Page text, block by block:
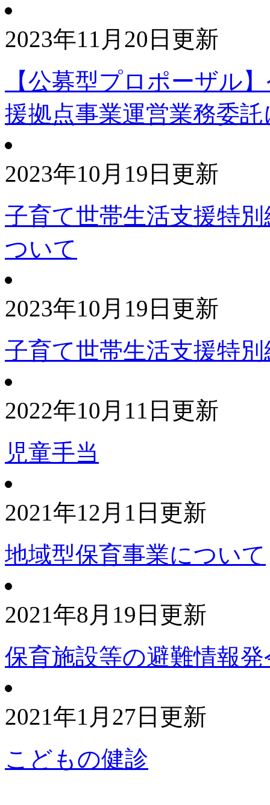
2023年11月20日更新
【公募型プロポーザル
援拠点事業運営業務委
2023年10月19日更新
子育て世帯生活支援特
ついて
2023年10月19日更新
子育て世帯生活支援特
2022年10月11日更新
児童手当
2021年12月1日更新
地域型保育事業について
2021年8月19日更新
保育施設等の避難情報
2021年1月27日更新
こどもの健診